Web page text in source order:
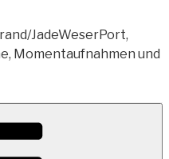
Container